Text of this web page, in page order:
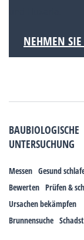
NEHMEN
BAUBIOLOGISCHE
UNTERSUCHUNG
Messen Gesund
Bewerten Prüfen &
Ursachen bekämpfen
Brunnensuche